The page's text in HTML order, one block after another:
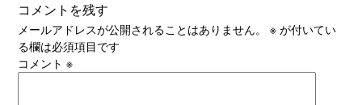
コメントを残す
メールアドレスが公開されることはありません。 ※ が付いてい
る欄は必須項目です
コメント※